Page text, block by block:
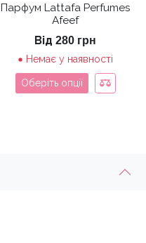
Парфум Lattafa Perfumes
Afeef
Від 280 грн
Немає у наявності
Оберіть опції